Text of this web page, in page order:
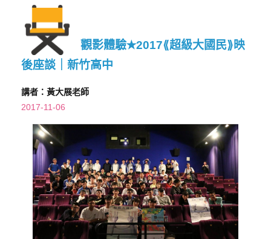
觀影體驗✭2017⟪超級大國民⟫映
後座談｜新竹高中
講者：黃大展老師
2017-11-06